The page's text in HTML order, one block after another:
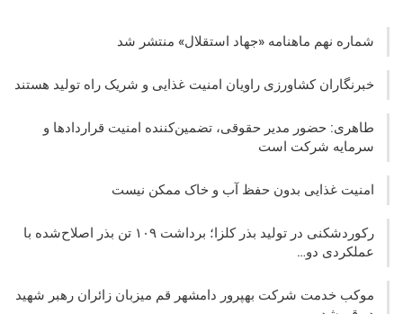
شماره نهم ماهنامه «جهاد استقلال» منتشر شد
خبرنگاران کشاورزی راویان امنیت غذایی و شریک راه تولید هستند
طاهری: حضور مدیر حقوقی، تضمین‌کننده امنیت قراردادها و
سرمایه شرکت‌ است
امنیت غذایی بدون حفظ آب و خاک ممکن نیست
رکوردشکنی در تولید بذر کلزا؛ برداشت ۱۰۹ تن بذر اصلاح‌شده با
عملکردی دو…
موکب خدمت شرکت بهپرور دامشهر قم میزبان زائران رهبر شهید